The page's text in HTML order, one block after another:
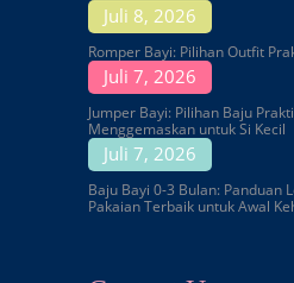
Juli 8, 2026
Romper Bayi: Pilihan Outfit
Juli 7, 2026
Jumper Bayi: Pilihan Baju
Menggemaskan untuk Si Kecil
Juli 7, 2026
Baju Bayi 0-3 Bulan: Panduan
Pakaian Terbaik untuk Awal